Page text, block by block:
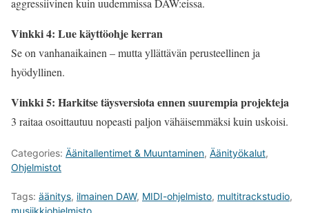
aggressiivinen kuin uudemmissa DAW:eissa.
Vinkki 4: Lue käyttöohje kerran
Se on vanhanaikainen – mutta yllättävän perusteellinen ja
hyödyllinen.
Vinkki 5: Harkitse täysversiota ennen suurempia projekteja
3 raitaa osoittautuu nopeasti paljon vähäisemmäksi kuin uskoisi.
Categories: Äänitallentimet & Muuntaminen, Äänityökalut,
Ohjelmistot
Tags: äänitys, ilmainen DAW, MIDI-ohjelmisto, multitrackstudio,